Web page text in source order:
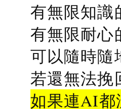
有無限知
有無限耐心
可以隨時隨
若還無法挽
如果連AI都